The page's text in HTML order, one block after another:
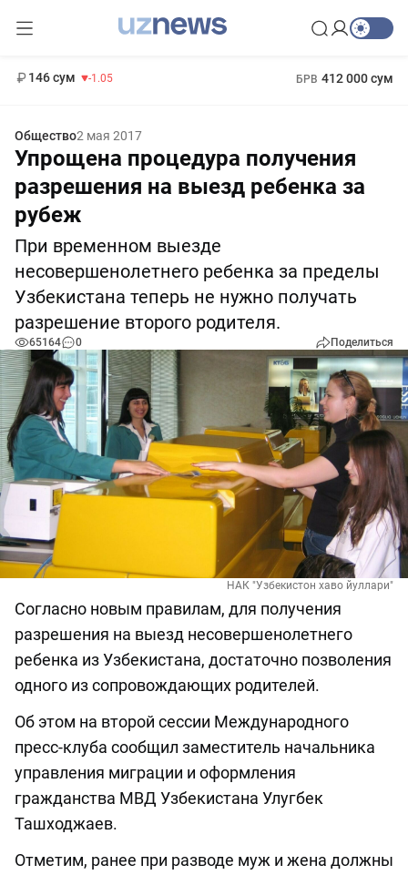
146 сум -1.05 БРВ 412 000 сум
Общество2 мая 2017
Упрощена процедура получения
разрешения на выезд ребенка за
рубеж
При временном выезде
несовершенолетнего ребенка за пределы
Узбекистана теперь не нужно получать
разрешение второго родителя.
65164 0 Поделиться
НАК "Узбекистон хаво йуллари"
Согласно новым правилам, для получения
разрешения на выезд несовершенолетнего
ребенка из Узбекистана, достаточно позволения
одного из сопровождающих родителей.
Об этом на второй сессии Международного
пресс-клуба сообщил заместитель начальника
управления миграции и оформления
гражданства МВД Узбекистана Улугбек
Ташходжаев.
Отметим, ранее при разводе муж и жена должны